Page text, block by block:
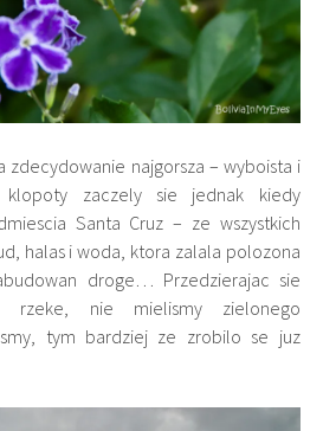
zdecydowanie najgorsza – wyboista i
klopoty zaczely sie jednak kiedy
Santa Cruz – ze wszystkich
halas i woda, ktora zalala polozona
droge… Przedzierajac sie
rzeke, nie mielismy zielonego
tym bardziej ze zrobilo se juz